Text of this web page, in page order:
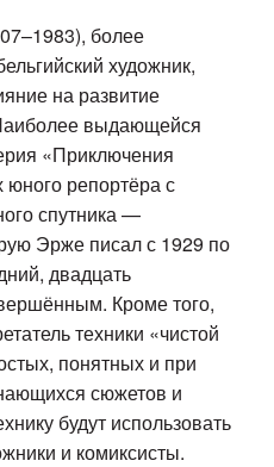
более
художник,
на развитие
выдающейся
«Приключения
репортёра с
спутника —
Эрже писал с 1929 по
двадцать
Кроме того,
техники «чистой
понятных и при
сюжетов и
будут использовать
и комиксисты.